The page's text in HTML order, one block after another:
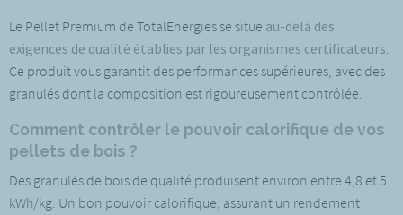
Le Pellet Premium de TotalEnergies se situe au-delà des
exigences de qualité établies par les organismes certificateurs.
Ce produit vous garantit des performances supérieures, avec des
granulés dont la composition est rigoureusement contrôlée.
Comment contrôler le pouvoir calorifique de vos
pellets de bois ?
Des granulés de bois de qualité produisent environ entre 4,8 et 5
kWh/kg. Un bon pouvoir calorifique, assurant un rendement